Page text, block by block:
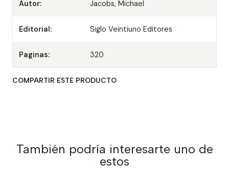
Autor: Jacobs, Michael
Editorial: Siglo Veintiuno Editores
Paginas: 320
COMPARTIR ESTE PRODUCTO
También podría interesarte uno de
estos